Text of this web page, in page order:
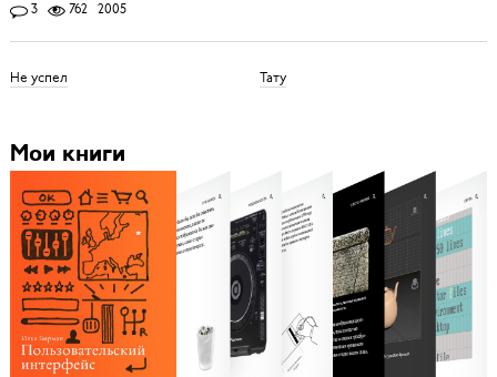
3 762 2005
Не успел Тату
Мои книги